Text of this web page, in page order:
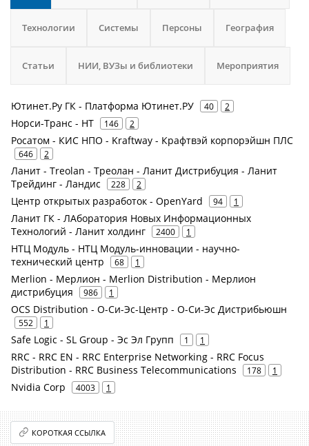
Технологии Системы Персоны География
Статьи НИИ, ВУЗы и библиотеки Мероприятия
Ютинет.Ру ГК - Платформа Ютинет.РУ 40 2
Норси-Транс - НТ 146 2
Росатом - КИС НПО - Kraftway - Крафтвэй корпорэйшн ПЛС
646 2
Ланит - Treolan - Треолан - Ланит Дистрибуция - Ланит
Трейдинг - Ландис
228 2
Центр открытых разработок - OpenYard 94 1
Ланит ГК - ЛАборатория Новых Информационных
Технологий - Ланит холдинг
2400 1
НТЦ Модуль - НТЦ Модуль-инновации - научно-
технический центр
68 1
Merlion - Мерлион - Merlion Distribution - Мерлион
дистрибуция
986 1
OCS Distribution - О-Си-Эс-Центр - О-Си-Эс Дистрибьюшн
552 1
Safe Logic - SL Group - Эс Эл Групп 1 1
RRC - RRC EN - RRC Enterprise Networking - RRC Focus
Distribution - RRC Business Telecommunications
178 1
Nvidia Corp 4003 1
КОРОТКАЯ ССЫЛКА